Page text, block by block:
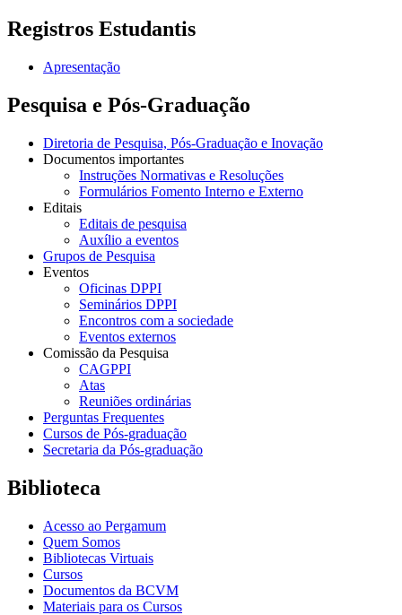
Registros Estudantis
Apresentação
Pesquisa e Pós-Graduação
Diretoria de Pesquisa, Pós-Graduação e Inovação
Documentos importantes
Instruções Normativas e Resoluções
Formulários Fomento Interno e Externo
Editais
Editais de pesquisa
Auxílio a eventos
Grupos de Pesquisa
Eventos
Oficinas DPPI
Seminários DPPI
Encontros com a sociedade
Eventos externos
Comissão da Pesquisa
CAGPPI
Atas
Reuniões ordinárias
Perguntas Frequentes
Cursos de Pós-graduação
Secretaria da Pós-graduação
Biblioteca
Acesso ao Pergamum
Quem Somos
Bibliotecas Virtuais
Cursos
Documentos da BCVM
Materiais para os Cursos